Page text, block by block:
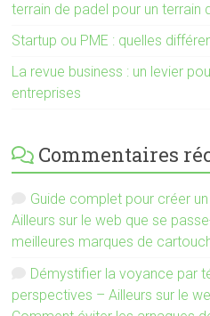
terrain de padel pour un terrain
Startup ou PME : quelles
La revue business : un levier
entreprises
Commentaires
Guide complet pour créer
Ailleurs sur le web que se
meilleures marques de
Démystifier la voyance par
perspectives – Ailleurs sur le